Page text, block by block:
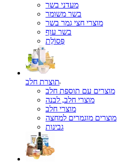
מעדני בשר
בשר משומר
מוצרי חצי גמר בשר
בשר עוף
פְּסוֹלֶת
תוצרת חלב
מוצרים עם תוספת חלב
מוצרי חלב, לבנה
מוצרי חלב
מוצרים מוגמרים למחצה
גבינות